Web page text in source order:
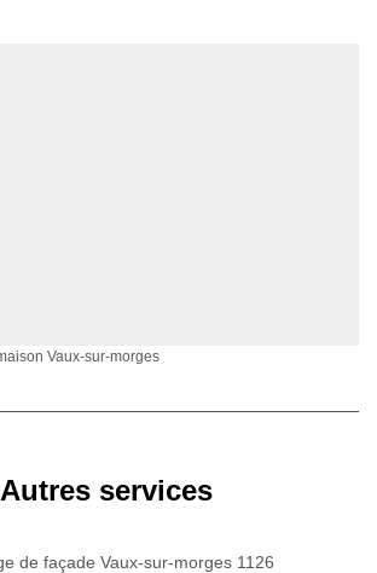
Vaux-sur-morges
Autres services
de façade Vaux-sur-morges 1126